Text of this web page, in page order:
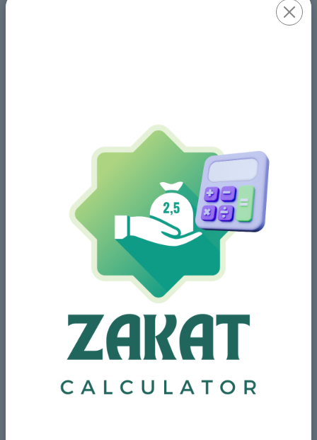
La oss forstå Allahs ydmyke
tjenere ifølge quranen
More Details